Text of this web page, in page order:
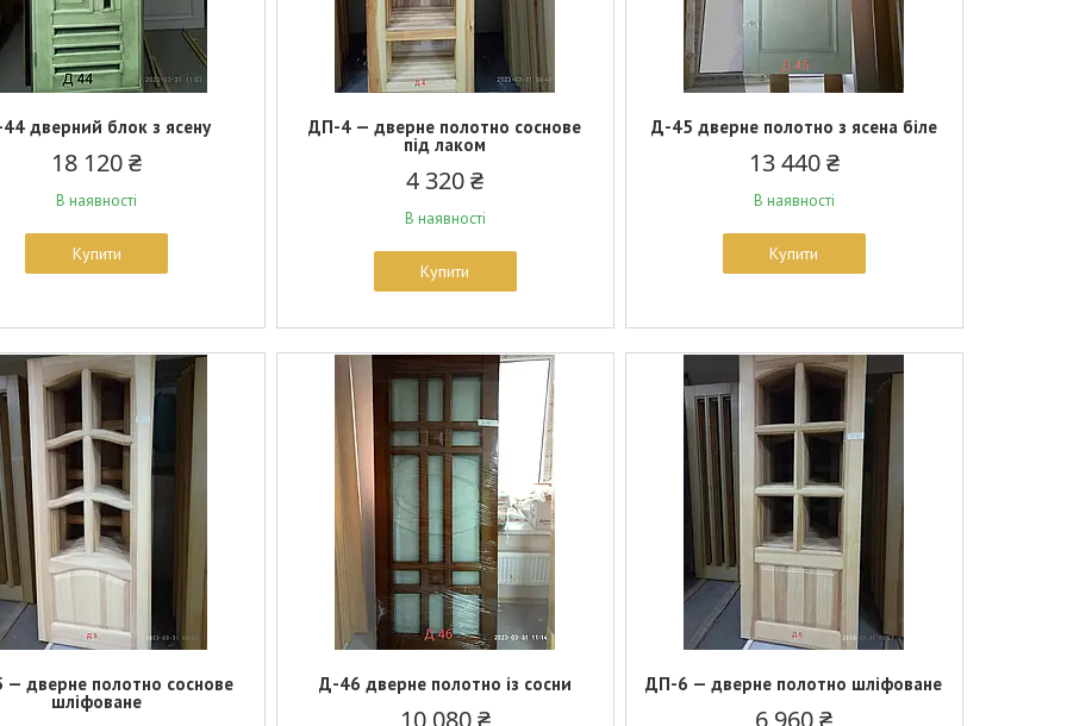
дверний блок з ясену
18 120 ₴
В наявності
Купити
ДП-4 — дверне полотно соснове
під лаком
4 320 ₴
В наявності
Купити
Д-45 дверне полотно з ясена біле
13 440 ₴
В наявності
Купити
дверне полотно соснове
шліфоване
Д-46 дверне полотно із сосни
10 080 ₴
ДП-6 — дверне полотно шліфоване
6 960 ₴